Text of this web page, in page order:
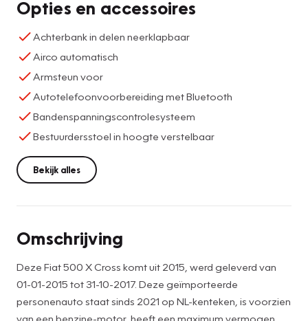
Opties en accessoires
Achterbank in delen neerklapbaar
Airco automatisch
Armsteun voor
Autotelefoonvoorbereiding met Bluetooth
Bandenspanningscontrolesysteem
Bestuurdersstoel in hoogte verstelbaar
Bekijk alles
Omschrijving
Deze Fiat 500 X Cross komt uit 2015, werd geleverd van
01-01-2015 tot 31-10-2017. Deze geïmporteerde
personenauto staat sinds 2021 op NL-kenteken, is voorzien
van een benzine-motor, heeft een maximum vermogen